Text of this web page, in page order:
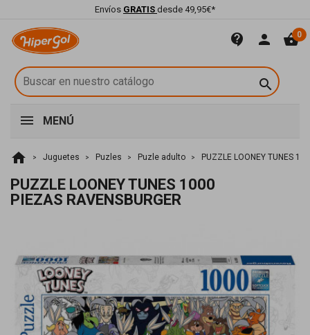
Envíos GRATIS desde 49,95€*
contact_support person shopping_basket0

MENÚ
home Juguetes Puzles Puzle adulto PUZZLE LOONEY TUNES
PUZZLE LOONEY TUNES 1000
PIEZAS RAVENSBURGER